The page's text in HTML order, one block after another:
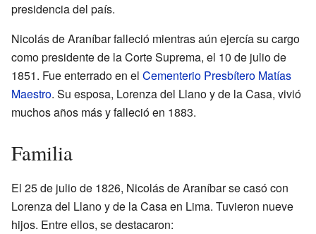
presidencia del país.
Nicolás de Araníbar falleció mientras aún ejercía su cargo
como presidente de la Corte Suprema, el 10 de julio de
1851. Fue enterrado en el Cementerio Presbítero Matías
Maestro. Su esposa, Lorenza del Llano y de la Casa, vivió
muchos años más y falleció en 1883.
Familia
El 25 de julio de 1826, Nicolás de Araníbar se casó con
Lorenza del Llano y de la Casa en Lima. Tuvieron nueve
hijos. Entre ellos, se destacaron: